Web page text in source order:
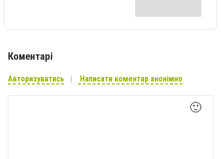
Коментарі
Авторизуватись Написати коментар анонімно
🙂